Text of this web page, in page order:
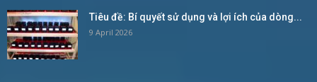
Tiêu đề: Bí quyết sử dụng và lợi ích của dòng...
9 April 2026